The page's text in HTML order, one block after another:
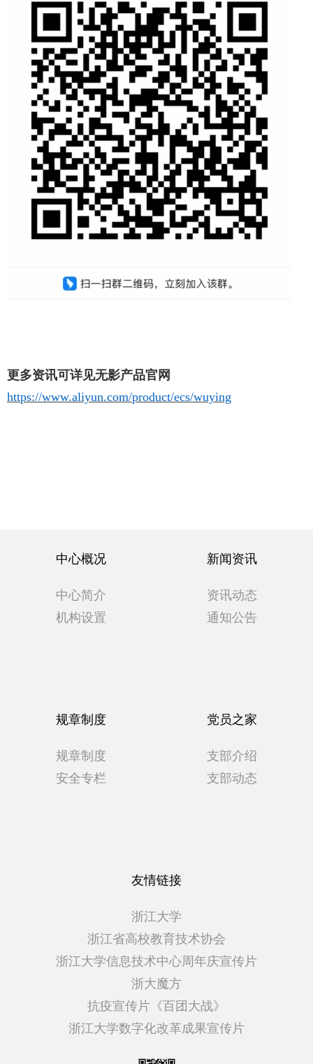
更多资讯可详见无影产品官网
https://www.aliyun.com/product/ecs/wuying
中心概况
中心简介
机构设置
新闻资讯
资讯动态
通知公告
规章制度
规章制度
安全专栏
党员之家
支部介绍
支部动态
友情链接
浙江大学
浙江省高校教育技术协会
浙江大学信息技术中心周年庆宣传片
浙大魔方
抗疫宣传片《百团大战》
浙江大学数字化改革成果宣传片